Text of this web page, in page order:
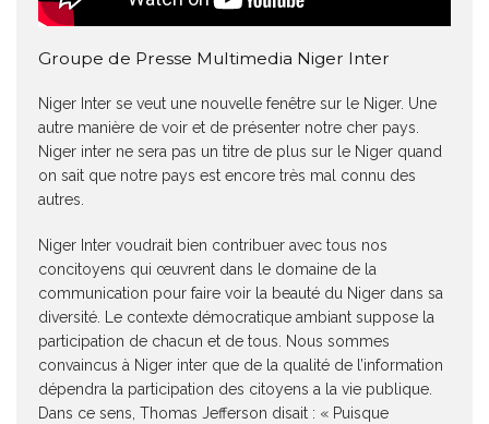
Groupe de Presse Multimedia Niger Inter
Niger Inter se veut une nouvelle fenêtre sur le Niger. Une
autre manière de voir et de présenter notre cher pays.
Niger inter ne sera pas un titre de plus sur le Niger quand
on sait que notre pays est encore très mal connu des
autres.
Niger Inter voudrait bien contribuer avec tous nos
concitoyens qui œuvrent dans le domaine de la
communication pour faire voir la beauté du Niger dans sa
diversité. Le contexte démocratique ambiant suppose la
participation de chacun et de tous. Nous sommes
convaincus à Niger inter que de la qualité de l’information
dépendra la participation des citoyens a la vie publique.
Dans ce sens, Thomas Jefferson disait : « Puisque